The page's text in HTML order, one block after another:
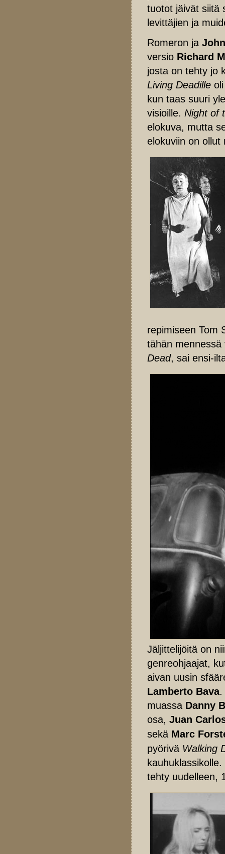
tuotot jäivät siitä
levittäjien ja
Romeron ja
versio Richard
josta on tehty jo
Living Deadille
kun taas suuri
visioille. Night of
elokuva, mutta
elokuviin on ollut
repimiseen Tom
tähän
Dead, sai ensi-
Jäljittelijöitä on
genreohjaajat,
aivan uusin
Lamberto Bava.
muassa Danny
osa, Juan
sekä Marc
pyörivä Walking
kauhuklassikolle.
tehty uudelleen,